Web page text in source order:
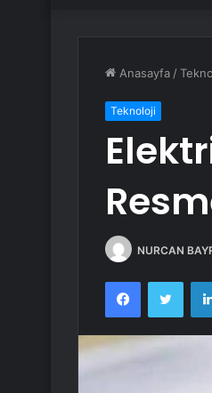
Anasayfa /
Teknoloji
NURCAN
Facebook